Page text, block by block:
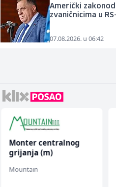
Američki
zvaničnicima u
07.08.2026. u 06:42
Monter centralnog
grijanja (m)
Mountain